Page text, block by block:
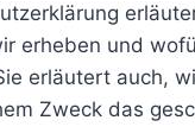
erheben und
erläutert auch,
Zweck das